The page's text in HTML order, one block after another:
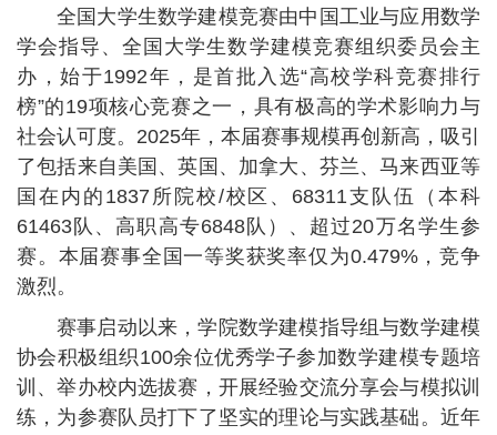
全国大学生数学建模竞赛由中国工业与应用数学
学会指导、全国大学生数学建模竞赛组织委员会主
办，始于1992年，是首批入选“高校学科竞赛排行
榜”的19项核心竞赛之一，具有极高的学术影响力与
社会认可度。2025年，本届赛事规模再创新高，吸引
了包括来自美国、英国、加拿大、芬兰、马来西亚等
国在内的1837所院校/校区、68311支队伍（本科
61463队、高职高专6848队）、超过20万名学生参
赛。本届赛事全国一等奖获奖率仅为0.479%，竞争
激烈。
赛事启动以来，学院数学建模指导组与数学建模
协会积极组织100余位优秀学子参加数学建模专题培
训、举办校内选拔赛，开展经验交流分享会与模拟训
练，为参赛队员打下了坚实的理论与实践基础。近年